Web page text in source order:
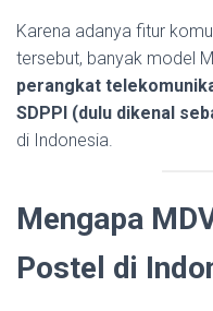
Karena adanya fitur
tersebut, banyak model
perangkat
SDPPI (dulu dikenal
di Indonesia.
Mengapa
Postel di